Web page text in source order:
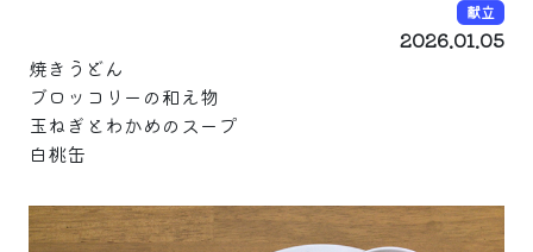
献立
2026.01.05
焼きうどん
ブロッコリーの和え物
玉ねぎとわかめのスープ
白桃缶